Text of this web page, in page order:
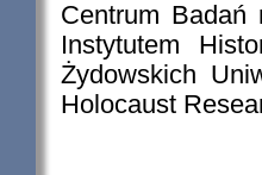
Centrum Badań
Instytutem
Żydowskich
Holocaust